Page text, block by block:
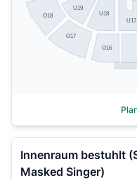
O18
O17
O16
U19
U18
U17
Innenraum bestuhlt
Masked Singer)